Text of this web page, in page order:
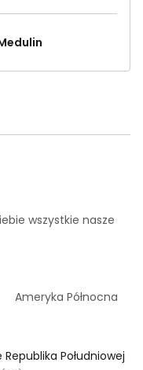
wszystkie nasze
Ameryka Północna
Republika Południowej